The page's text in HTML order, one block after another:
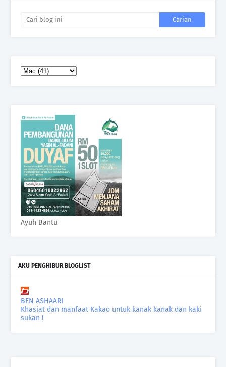
Ayuh Bantu
AKU PENGHIBUR BLOGLIST
BEN ASHAARI
Khasiat dan manfaat Kakao untuk kanak kanak dan kaki
sukan !